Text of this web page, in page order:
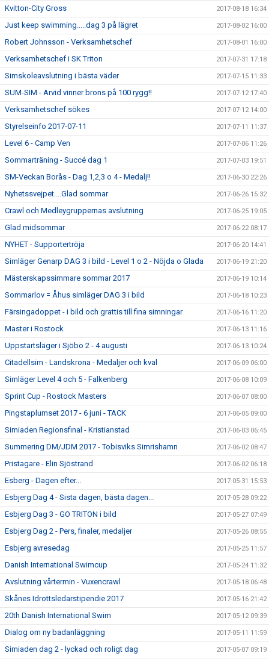
Kvitton-City Gross 2017-08-18 16:34
Just keep swimming.....dag 3 på lägret 2017-08-02 16:00
Robert Johnsson - Verksamhetschef 2017-08-01 16:00
Verksamhetschef i SK Triton 2017-07-31 17:18
Simskoleavslutning i bästa väder 2017-07-15 11:33
SUM-SIM - Arvid vinner brons på 100 rygg!! 2017-07-12 17:40
Verksamhetschef sökes 2017-07-12 14:00
Styrelseinfo 2017-07-11 2017-07-11 11:37
Level 6 - Camp Ven 2017-07-06 11:26
Sommarträning - Succé dag 1 2017-07-03 19:51
SM-Veckan Borås - Dag 1,2,3 o 4 - Medalj!! 2017-06-30 22:26
Nyhetssvejpet....Glad sommar 2017-06-26 15:32
Crawl och Medleygruppernas avslutning 2017-06-25 19:05
Glad midsommar 2017-06-22 08:17
NYHET - Supportertröja 2017-06-20 14:41
Simläger Genarp DAG 3 i bild - Level 1 o 2 - Nöjda o Glada 2017-06-19 21:20
Mästerskapssimmare sommar 2017 2017-06-19 10:14
Sommarlov = Åhus simläger DAG 3 i bild 2017-06-18 10:23
Färsingadoppet - i bild och grattis till fina simningar 2017-06-16 11:20
Master i Rostock 2017-06-13 11:16
Uppstartsläger i Sjöbo 2 - 4 augusti 2017-06-13 10:24
Citadellsim - Landskrona - Medaljer och kval 2017-06-09 06:00
Simläger Level 4 och 5 - Falkenberg 2017-06-08 10:09
Sprint Cup - Rostock Masters 2017-06-07 08:00
Pingstaplumset 2017 - 6 juni - TACK 2017-06-05 09:00
Simiaden Regionsfinal - Kristianstad 2017-06-03 06:45
Summering DM/JDM 2017 - Tobisviks Simrishamn 2017-06-02 08:47
Pristagare - Elin Sjöstrand 2017-06-02 06:18
Esberg - Dagen efter... 2017-05-31 15:53
Esbjerg Dag 4 - Sista dagen, bästa dagen... 2017-05-28 09:22
Esbjerg Dag 3 - GO TRITON i bild 2017-05-27 07:49
Esbjerg Dag 2 - Pers, finaler, medaljer 2017-05-26 08:55
Esbjerg avresedag 2017-05-25 11:57
Danish International Swimcup 2017-05-24 11:32
Avslutning vårtermin - Vuxencrawl 2017-05-18 06:48
Skånes Idrottsledarstipendie 2017 2017-05-16 21:42
20th Danish International Swim 2017-05-12 09:39
Dialog om ny badanläggning 2017-05-11 11:59
Simiaden dag 2 - lyckad och roligt dag 2017-05-07 09:19